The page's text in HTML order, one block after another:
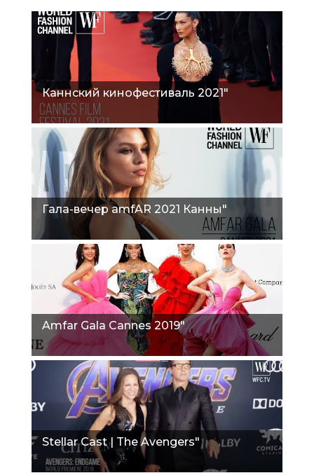
Каннский кинофестиваль 2021"
Гала-вечер amfAR 2021 Канны"
Amfar Gala Cannes 2019"
Stellar Cast | The Avengers"